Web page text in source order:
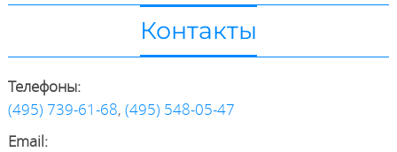
Контакты
Телефоны:
(495) 739-61-68, (495) 548-05-47
Email: